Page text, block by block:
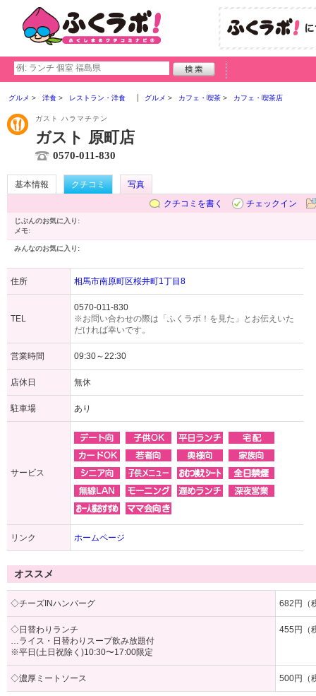
グルメ 洋食 レストラン・洋食 グルメ カフェ・喫茶 カフェ・喫茶店
ガスト ハラマチテン
ガスト 原町店
0570-011-830
基本情報 クチコミ
写真
クチコミを書く
チェックイン
じぶんのお気に入り:
メモ:
みんなのお気に入り:
住所 相馬市南原町区桜井町1丁目8
TEL
0570-011-830
※お問い合わせの際は「ふくラボ！を見た」とお伝えいた
だければ幸いです。
営業時間 09:30～22:30
店休日 無休
駐車場 あり
サービス
リンク ホームページ
オススメ
◇チーズINハンバーグ 682円（
◇日替わりランチ
…ライス・日替わりスープ飲み放題付
※平日(土日祝除く)10:30〜17:00限定
455円（
◇濃厚ミートソース 500円（